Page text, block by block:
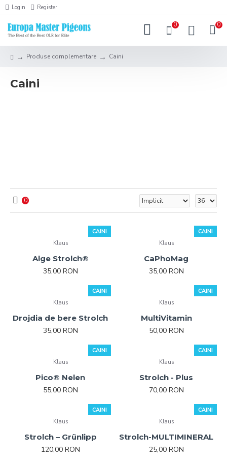
Login Register
0 0
Produse complementare Caini
Caini
0
CAINI
Klaus
Alge Strolch®
35,00 RON
CAINI
Klaus
CaPhoMag
35,00 RON
CAINI
Klaus
Drojdia de bere Strolch
35,00 RON
CAINI
Klaus
MultiVitamin
50,00 RON
CAINI
PASARI DE CURTE
Klaus
Pico® Nelen
55,00 RON
CAINI
Klaus
Strolch - Plus
70,00 RON
CAINI
Klaus
Strolch – Grünlipp
120,00 RON
CAINI
Klaus
Strolch-MULTIMINERAL
25,00 RON